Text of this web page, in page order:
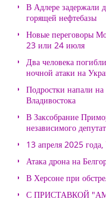
В Адлере задержали
горящей нефтебазы
Новые переговоры
23 или 24 июля
Два человека
ночной атаки на
Подростки напали на
Владивостока
В Заксобрание
независимого
13 апреля 2025
Атака дрона на
В Херсоне при
С ПРИСТАВКОЙ